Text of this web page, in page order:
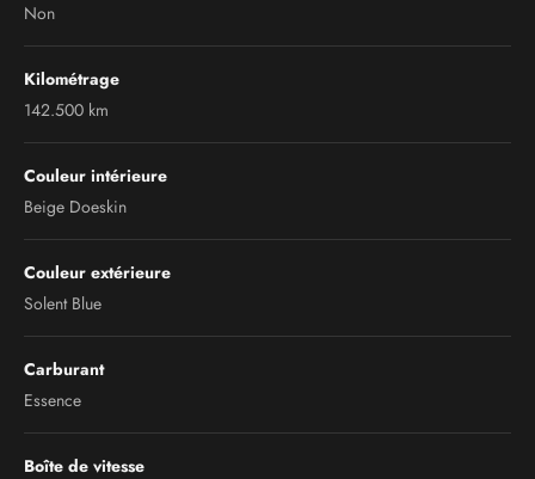
Non
Kilométrage
142.500 km
Couleur intérieure
Beige Doeskin
Couleur extérieure
Solent Blue
Carburant
Essence
Boîte de vitesse